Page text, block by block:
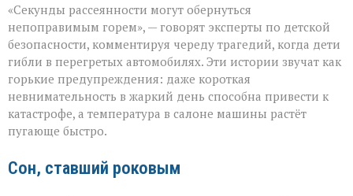
не
прощает
невнимательности:
трагедии
в
раскалённых
машинах»
«Секунды рассеянности могут обернуться
непоправимым горем», — говорят эксперты по детской
безопасности, комментируя череду трагедий, когда дети
гибли в перегретых автомобилях. Эти истории звучат как
горькие предупреждения: даже короткая
невнимательность в жаркий день способна привести к
катастрофе, а температура в салоне машины растёт
пугающе быстро.
Сон, ставший роковым